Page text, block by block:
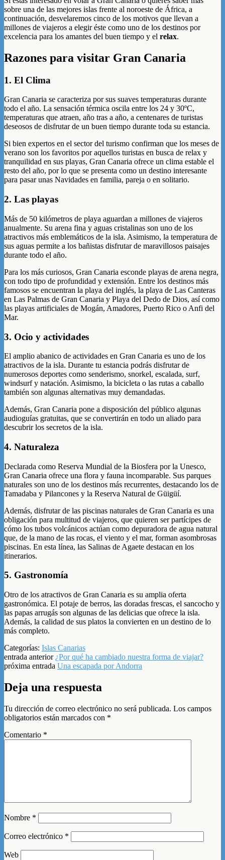
sobre una de las mejores islas frente al noroeste de África, a
continuación, desvelaremos cinco de los motivos que llevan a
millones de viajeros a elegir éste como uno de los destinos por
excelencia para los amantes del buen tiempo y el relax.
Razones para visitar Gran Canaria
1. El Clima
Gran Canaria se caracteriza por sus suaves temperaturas durante
todo el año. La sensación térmica oscila entre los 24 y 30ºC,
temperaturas que atraen, año tras a año, a centenares de turistas
deseosos de disfrutar de un buen tiempo durante toda su estancia.
Si bien expertos en el sector del turismo confirman que los meses de
verano son los favoritos por aquellos turistas en busca de relax y
tranquilidad en sus playas, Gran Canaria ofrece un clima estable el
resto del año, por lo que se presenta como un destino interesante
para pasar unas Navidades en familia, pareja o en solitario.
2. Las playas
Más de 50 kilómetros de playa aguardan a millones de viajeros
anualmente. Su arena fina y aguas cristalinas son uno de los
atractivos más emblemáticos de la isla. Asimismo, la temperatura de
sus aguas permite a los bañistas disfrutar de maravillosos paisajes
durante todo el año.
Para los más curiosos, Gran Canaria esconde playas de arena negra,
con todo tipo de profundidad y extensión. Entre los destinos más
famosos se encuentran la playa del inglés, la playa de Las Canteras
en Las Palmas de Gran Canaria y Playa del Dedo de Dios, así como
las playas artificiales de Mogán, Amadores, Puerto Rico o Anfi del
Mar.
3. Ocio y actividades
El amplio abanico de actividades en Gran Canaria es uno de los
atractivos de la isla. Durante tu estancia podrás disfrutar de
numerosos deportes como senderismo, snorkel, escalada, surf,
windsurf y natación. Asimismo, la bicicleta o las rutas a caballo
también son algunas alternativas muy demandadas.
Además, Gran Canaria pone a disposición del público algunas
audioguías gratuitas, que se convertirán en todo un aliado para
descubrir los secretos de la isla.
4. Naturaleza
Declarada como Reserva Mundial de la Biosfera por la Unesco,
Gran Canaria ofrece una flora y fauna incomparable. Sus parques
naturales son uno de los destinos más recurrentes, destacando los de
Tamadaba y Pilancones y la Reserva Natural de Güigüí.
Además, disfrutar de las piscinas naturales de Gran Canaria es una
obligación para multitud de viajeros, que quieren ser partícipes de
cómo los tubos volcánicos actúan como depuradora de agua natural
que, de la mano de las rocas, el viento y el mar, forman asombrosas
piscinas. En esta línea, las Salinas de Agaete destacan en los
itinerarios.
5. Gastronomía
Otro de los atractivos de Gran Canaria es su amplia oferta
gastronómica. El potaje de berros, las doradas frescas, el sancocho y
las papas arrugás son algunas de las delicias que ofrece la isla.
Además, la calidad de sus platos la convierten en un destino de lo
más completo.
Categorías: Islas Canarias
entrada anterior ¿Por qué ha cambiado nuestra forma de viajar?
próxima entrada Una escapada por Andorra
Deja una respuesta
Tu dirección de correo electrónico no será publicada. Los campos
obligatorios están marcados con *
Comentario *
Nombre *
Correo electrónico *
Web